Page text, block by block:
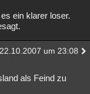
ein klarer loser.
22.10.2007 um 23:08
als Feind zu